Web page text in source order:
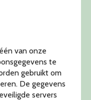
van onze
te
gebruikt om
De gegevens
servers